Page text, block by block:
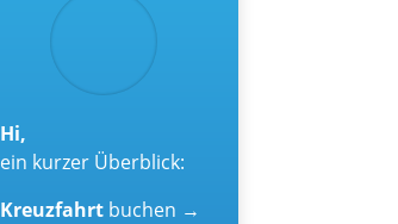
Hi,
ein kurzer Überblick:
Kreuzfahrt buchen →